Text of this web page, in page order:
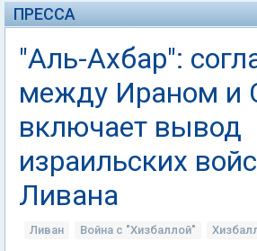
ПРЕССА
"Аль-Ахбар":
между Ираном
включает вывод
израильских
Ливана
Ливан Война с "Хизбаллой"